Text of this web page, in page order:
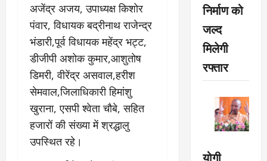
अजेंद्र अजय, उपाध्यक्ष किशोर
पंवार, विधायक बद्रीनाथ राजेन्द्र
भंडारी,पूर्व विधायक महेंद्र भट्ट,
डीजीपी अशोक कुमार,आशुतोष
डिमरी, वीरेंद्र असवाल,हरीश
सेमवाल,जिलाधिकारी हिमांशु
खुराना, एसपी श्वेता चौबे, सहित
हजारों की संख्या में श्रद्धालु
उपस्थित रहे।
निर्माण को
जल्द
मिलेगी
रफ्तार
योगी